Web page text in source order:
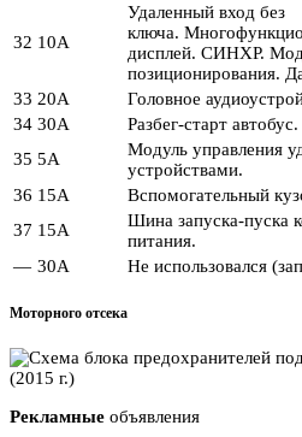
32 10А
Удаленный вход без
ключа.
дисплей. СИНХР.
позиционирования.
33 20А
Головное
34 30А
Разбег-старт автобус.
35 5А
Модуль управления
устройствами.
36 15А
Вспомогательный
37 15А
Шина запуска-пуска
питания.
— 30А Не использовался
Моторного отсека
Рекламные объявления